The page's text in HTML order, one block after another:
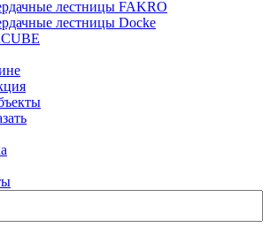
лестницы FAKRO
лестницы Docke